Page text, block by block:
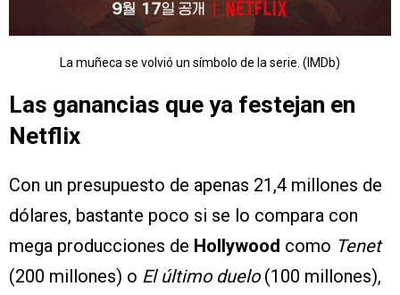
La muñeca se volvió un símbolo de la serie. (IMDb)
Las ganancias que ya festejan en
Netflix
Con un presupuesto de apenas 21,4 millones de
dólares, bastante poco si se lo compara con
mega producciones de Hollywood como Tenet
(200 millones) o El último duelo (100 millones),